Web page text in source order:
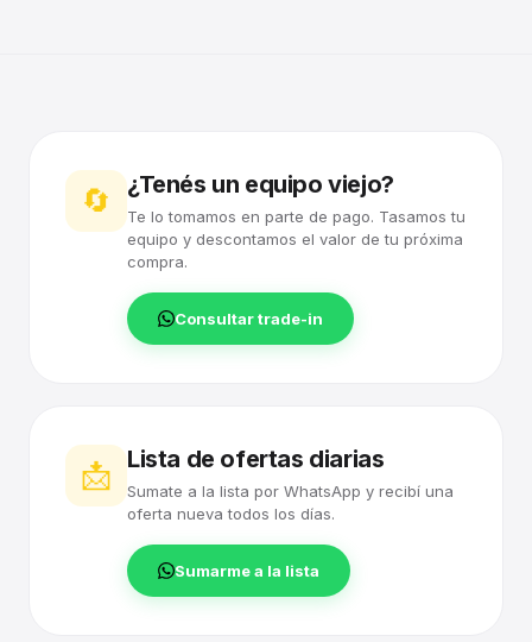
🔄 ¿Tenés un equipo viejo?
Te lo tomamos en parte de pago. Tasamos tu
equipo y descontamos el valor de tu próxima
compra.
Consultar trade-in
📩 Lista de ofertas diarias
Sumate a la lista por WhatsApp y recibí una
oferta nueva todos los días.
Sumarme a la lista